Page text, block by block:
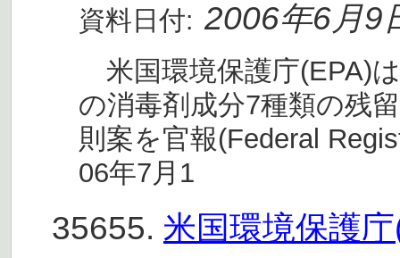
資料日付: 2006年6月9
米国環境保護庁(EPA)
の消毒剤成分7種類の残
則案を官報(Federal
06年7月1
35655. 米国環境保護